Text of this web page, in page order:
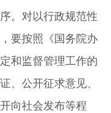
。对以行政规范性
要按照《国务院办
和监督管理工作的
、公开征求意见、
向社会发布等程